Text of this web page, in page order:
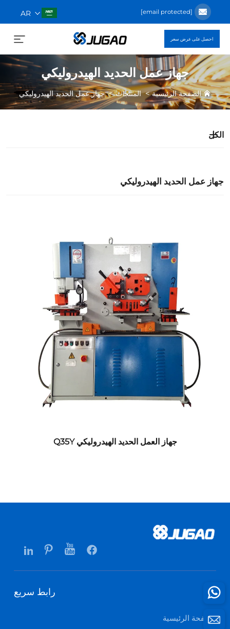
[email protected]
AR
احصل على عرض سعر
جهاز عمل الحديد الهيدروليكي
الصفحة الرئيسية>المنتجات>جهاز عمل الحديد الهيدروليكي
الكل
جهاز عمل الحديد الهيدروليكي
جهاز العمل الحديد الهيدروليكي Q35Y
رابط سريع
الصفحة الرئيسية